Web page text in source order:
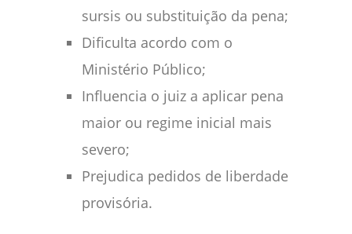
sursis ou substituição da pena;
Dificulta acordo com o
Ministério Público;
Influencia o juiz a aplicar pena
maior ou regime inicial mais
severo;
Prejudica pedidos de liberdade
provisória.